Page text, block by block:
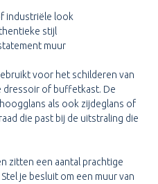
industriële look
stijl
muur
voor het schilderen van
dressoir of buffetkast. De
als ook zijdeglans of
die past bij de uitstraling die
zitten een aantal prachtige
je besluit om een muur van